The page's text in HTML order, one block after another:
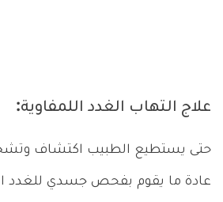
علاج التهاب الغدد اللمفاوية:
حتى يستطيع الطبيب اكتشاف
عادة ما يقوم بفحص جسدي للغدد